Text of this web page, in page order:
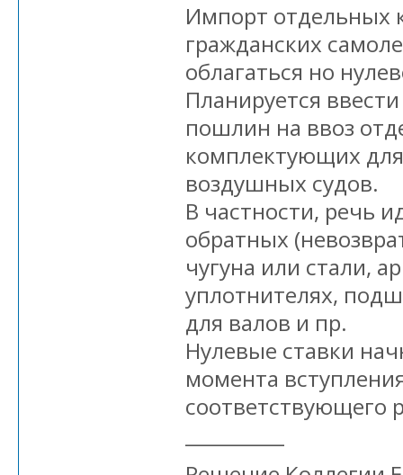
Импорт отдельных
гражданских
облагаться но
Планируется
пошлин на ввоз
комплектующих
воздушных судов.
В частности, речь
обратных
чугуна или стали,
уплотнителях,
для валов и пр.
Нулевые ставки
момента
соответствующего